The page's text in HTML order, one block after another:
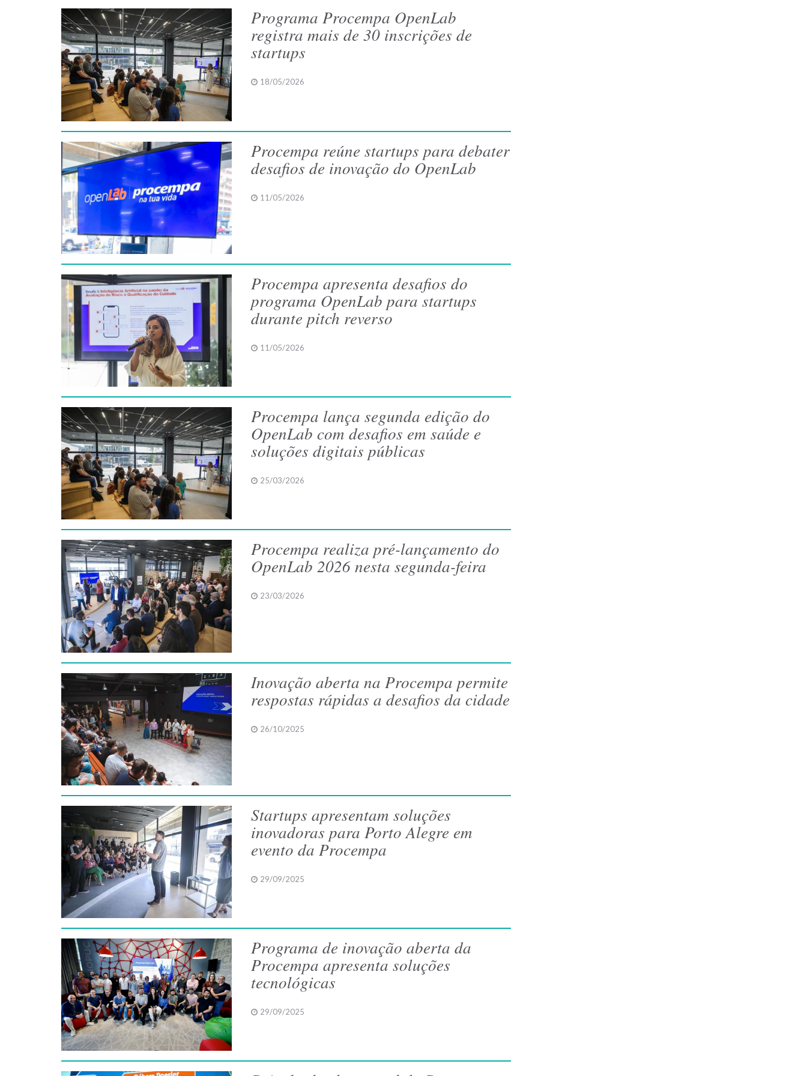
Programa Procempa OpenLab
registra mais de 30 inscrições de
startups
18/05/2026
Procempa reúne startups para debater
desafios de inovação do OpenLab
11/05/2026
Procempa apresenta desafios do
programa OpenLab para startups
durante pitch reverso
11/05/2026
Procempa lança segunda edição do
OpenLab com desafios em saúde e
soluções digitais públicas
25/03/2026
Procempa realiza pré-lançamento do
OpenLab 2026 nesta segunda-feira
23/03/2026
Inovação aberta na Procempa permite
respostas rápidas a desafios da cidade
26/10/2025
Startups apresentam soluções
inovadoras para Porto Alegre em
evento da Procempa
29/09/2025
Programa de inovação aberta da
Procempa apresenta soluções
tecnológicas
29/09/2025